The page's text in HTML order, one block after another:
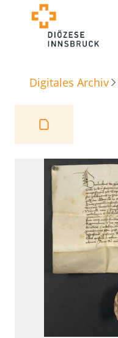
Digitales Archiv